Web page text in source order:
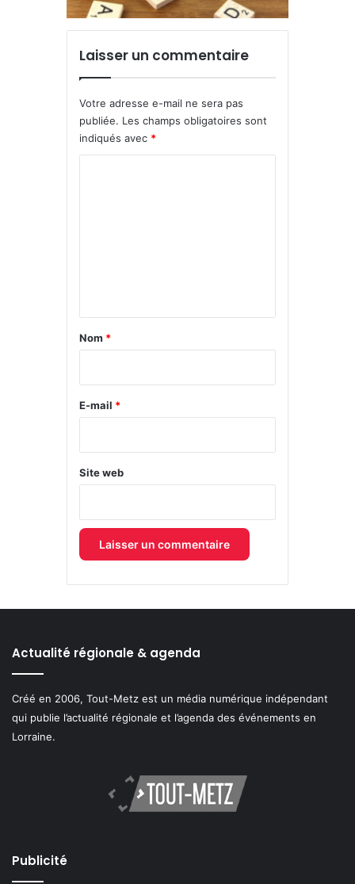
Laisser un commentaire
Votre adresse e-mail ne sera pas
publiée. Les champs obligatoires sont
indiqués avec *
a
e
Nom *
E-mail *
Site web
Actualité régionale & agenda
Créé en 2006, Tout-Metz est un média numérique indépendant
qui publie l’actualité régionale et l’agenda des événements en
Lorraine.
Publicité